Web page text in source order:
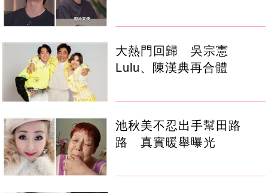
大熱門回歸 吳宗憲
Lulu、陳漢典再合體
池秋美不忍出手幫田路
路 真實暖舉曝光